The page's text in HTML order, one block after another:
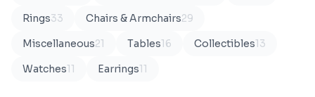
Rings33 Chairs & Armchairs29
Miscellaneous21 Tables16 Collectibles13
Watches11 Earrings11